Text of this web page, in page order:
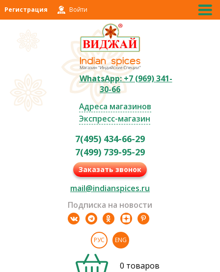
Регистрация Войти
WhatsApp: +7 (969) 341-
30-66
Адреса магазинов
Экспресс-магазин
7(495) 434-66-29
7(499) 739-95-29
Заказать звонок
mail@indianspices.ru
Подписка на новости
РУС ENG
0 товаров